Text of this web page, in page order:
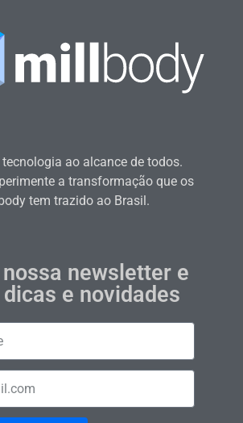
ao alcance de todos.
a transformação que os
tem trazido ao Brasil.
newsletter e
e novidades